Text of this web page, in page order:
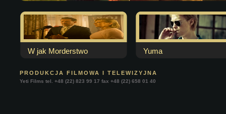
W jak Morderstwo Yuma
PRODUKCJA FILMOWA I TELEWIZYJNA
Yeti Films tel. +48 (22) 823 99 17 fax +48 (22) 658 01 40